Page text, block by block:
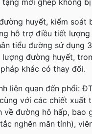
mới ghép không
huyết, kiểm soát
hỗ trợ điều tiết
tiểu đường sử dụng
đường huyết,
khác có thay đổi.
liên quan đến phổi:
với các chiết xuất
về đường hô hấp, bao
nghẽn mãn tính),